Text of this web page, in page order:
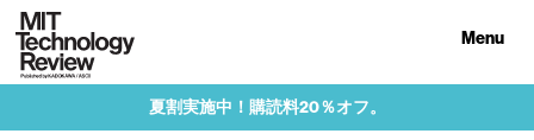
Menu
夏割実施中！購読料20％オフ。